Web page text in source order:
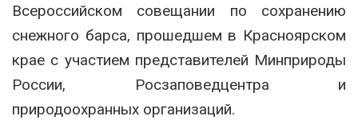
Всероссийском совещании по сохранению
снежного барса, прошедшем в Красноярском
крае с участием представителей Минприроды
России, Росзаповедцентра и
природоохранных организаций.